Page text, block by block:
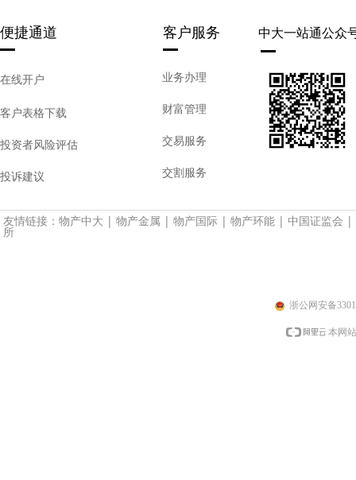
便捷通道
在线开户
客户表格下载
投资者风险评估
投诉建议
业务办理
财富管理
交易服务
交割服务
客户服务
友情链接： 物产中大 | 物产金属 | 物产国际 | 物产环能 | 中国证监会 |
所
中大一站通公众
浙公网安备
本网